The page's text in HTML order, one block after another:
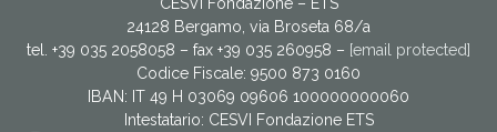
24128 Bergamo, via Broseta 68/a
tel. +39 035 2058058 – fax +39 035 260958 – [email protected]
Codice Fiscale: 9500 873 0160
IBAN: IT 49 H 03069 09606 100000000060
Intestatario: CESVI Fondazione ETS